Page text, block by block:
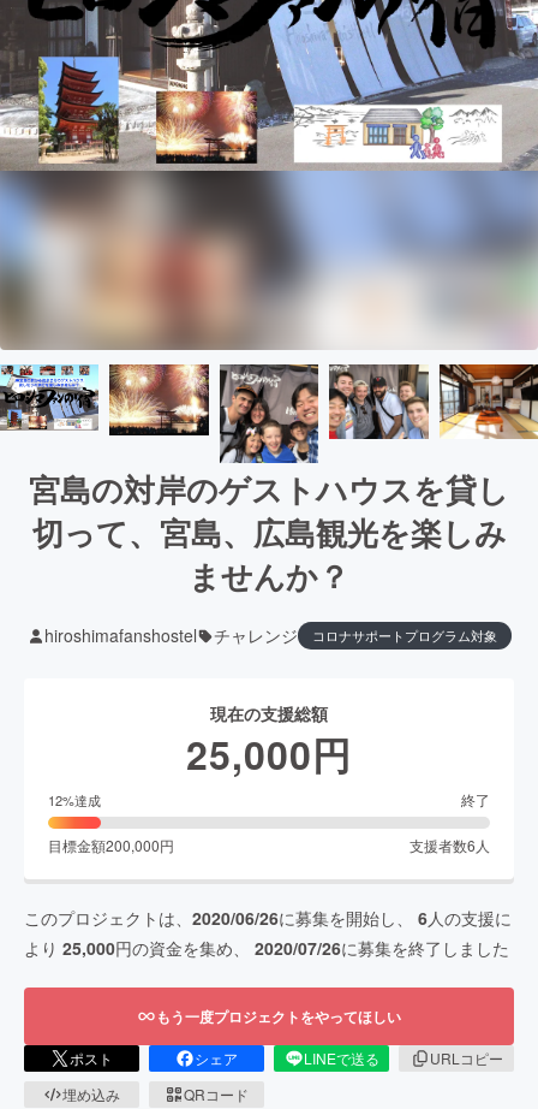
宮島の対岸のゲストハウスを貸し
切って、宮島、広島観光を楽しみ
ませんか？
hiroshimafanshostel チャレンジ コロナサポートプログラム対象
現在の支援総額
25,000円
12%達成 終了
目標金額200,000円 支援者数6 人
このプロジェクトは、 2020/06/26に募集を開始し、 6人の支援に
より 25,000円の資金を集め、 2020/07/26に募集を終了しました
もう一度プロジェクトをやってほしい
ポスト シェア LINEで送る
URLコピー
埋め込み
QRコード